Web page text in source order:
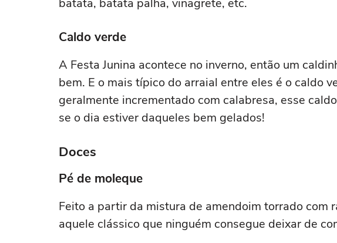
batata, batata palha, vinagrete, etc.
Caldo verde
A Festa Junina acontece no inverno, então um
bem. E o mais típico do arraial entre eles é o caldo
geralmente incrementado com calabresa, esse
se o dia estiver daqueles bem gelados!
Doces
Pé de moleque
Feito a partir da mistura de amendoim torrado com
aquele clássico que ninguém consegue deixar de